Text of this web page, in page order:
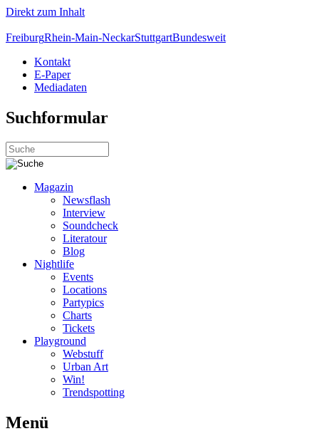
Direkt zum Inhalt
FreiburgRhein-Main-NeckarStuttgartBundesweit
Kontakt
E-Paper
Mediadaten
Suchformular
Magazin
Newsflash
Interview
Soundcheck
Literatour
Blog
Nightlife
Events
Locations
Partypics
Charts
Tickets
Playground
Webstuff
Urban Art
Win!
Trendspotting
Menü